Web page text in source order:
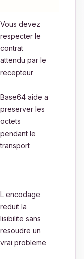
Vous devez
respecter le
contrat
attendu par le
recepteur
Base64 aide a
preserver les
octets
pendant le
transport
L encodage
reduit la
lisibilite sans
resoudre un
vrai probleme